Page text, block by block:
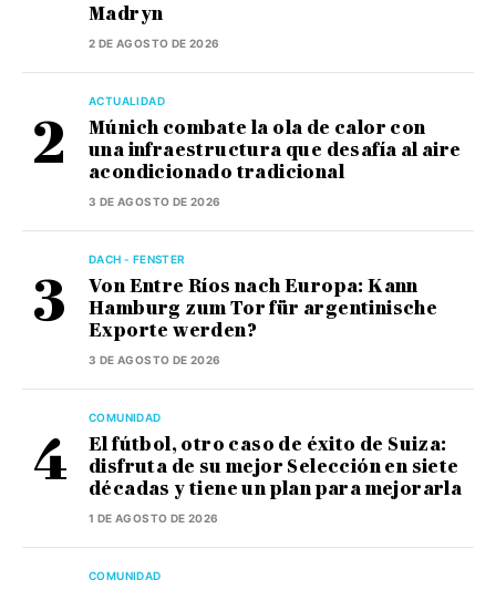
Madryn
2 DE AGOSTO DE 2026
ACTUALIDAD
Múnich combate la ola de calor con
una infraestructura que desafía al aire
acondicionado tradicional
3 DE AGOSTO DE 2026
DACH - FENSTER
Von Entre Ríos nach Europa: Kann
Hamburg zum Tor für argentinische
Exporte werden?
3 DE AGOSTO DE 2026
COMUNIDAD
El fútbol, otro caso de éxito de Suiza:
disfruta de su mejor Selección en siete
décadas y tiene un plan para mejorarla
1 DE AGOSTO DE 2026
COMUNIDAD